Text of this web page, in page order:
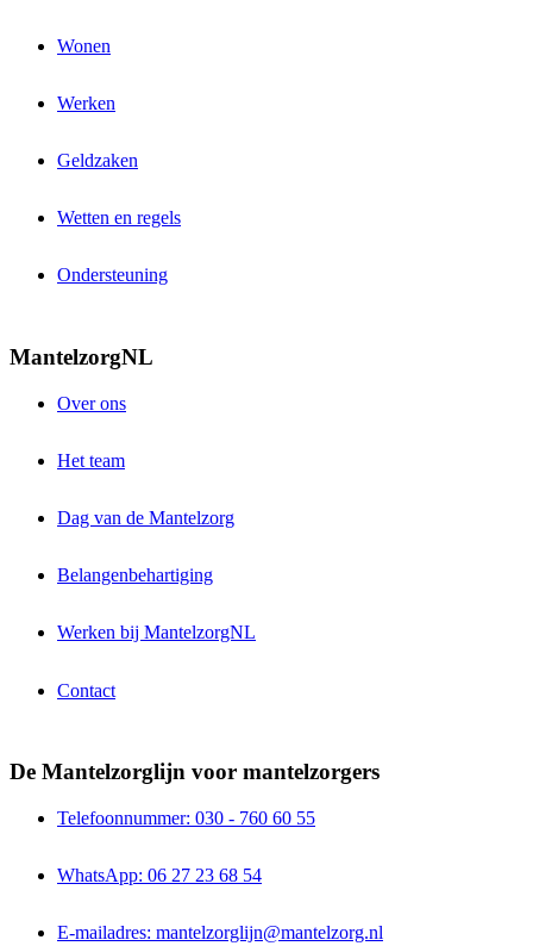
Wonen
Werken
Geldzaken
Wetten en regels
Ondersteuning
MantelzorgNL
Over ons
Het team
Dag van de Mantelzorg
Belangenbehartiging
Werken bij MantelzorgNL
Contact
De Mantelzorglijn voor mantelzorgers
Telefoonnummer: 030 - 760 60 55
WhatsApp: 06 27 23 68 54
E-mailadres: mantelzorglijn@mantelzorg.nl